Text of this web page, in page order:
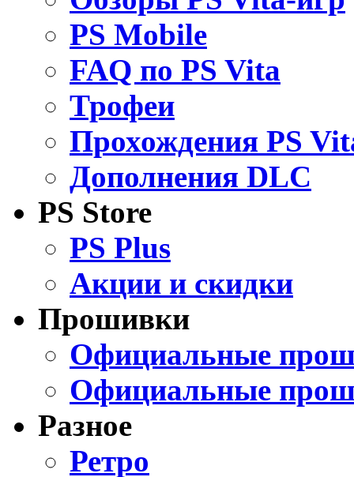
PS Mobile
FAQ по PS Vita
Трофеи
Прохождения PS
Дополнения DLC
PS Store
PS Plus
Акции и скидки
Прошивки
Официальные
Официальные
Разное
Ретро